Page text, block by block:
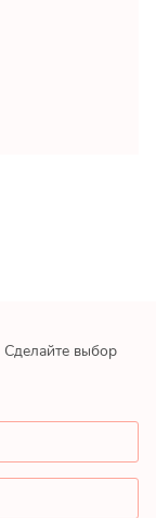
Сделайте выбор